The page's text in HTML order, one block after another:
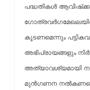
പദ്ധതികള്‍
കൂടണമെന്നും
അഭിപ്രായങ്ങളും
അത്യാവശ്യമായി
മുന്‍ഗണന